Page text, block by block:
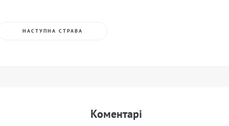
НАСТУПНА СТРАВА
Коментарi